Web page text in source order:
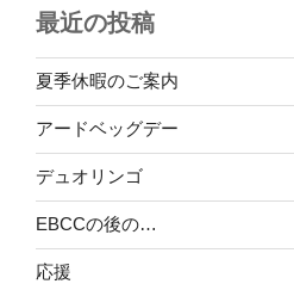
最近の投稿
夏季休暇のご案内
アードベッグデー
デュオリンゴ
EBCCの後の…
応援